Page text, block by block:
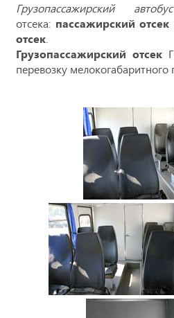
Грузопассажирский автобус
отсека: пассажирский отсек
отсек.
Грузопассажирский отсек
перевозку мелокогабаритного